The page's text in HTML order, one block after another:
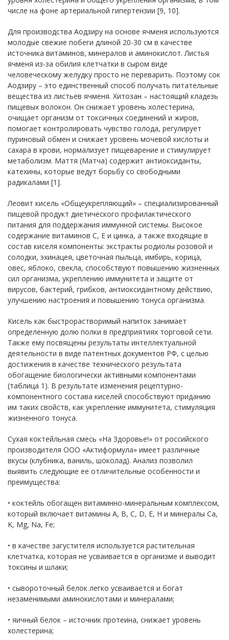
числе на фоне артериальной гипертензии [9, 10].
Для производства Аодзиру на основе ячменя используются
молодые свежие побеги длиной 20-30 см в качестве
источника витаминов, минералов и аминокислот. Листья
ячменя из-за обилия клетчатки в сыром виде
человеческому желудку просто не переварить. Поэтому сок
Аодзиру – это единственный способ получать питательные
вещества из листьев ячменя. Хитозан – настоящий кладезь
пищевых волокон. Он снижает уровень холестерина,
очищает организм от токсичных соединений и жиров,
помогает контролировать чувство голода, регулирует
пуриновый обмен и снижает уровень мочевой кислоты и
сахара в крови, нормализует пищеварение и стимулирует
метаболизм. Маття (Матча) содержит антиоксиданты,
катехины, которые ведут борьбу со свободными
радикалами [1].
Леовит кисель «Общеукрепляющий» – специализированный
пищевой продукт диетического профилактического
питания для поддержания иммунной системы. Высокое
содержание витаминов С, Е и цинка, а также входящие в
состав киселя компоненты: экстракты родиолы розовой и
солодки, эхинацея, цветочная пыльца, имбирь, корица,
овес, яблоко, свекла, способствуют повышению жизненных
сил организма, укреплению иммунитета и защите от
вирусов, бактерий, грибков, антиоксидантному действию,
улучшению настроения и повышению тонуса организма.
Кисель как быстрорастворимый напиток занимает
определенную долю полки в предприятиях торговой сети.
Также ему посвящены результаты интеллектуальной
деятельности в виде патентных документов РФ, с целью
достижения в качестве технического результата
обогащение биологически активными компонентами
(таблица 1). В результате изменения рецептурно-
компонентного состава киселей способствуют приданию
им таких свойств, как укрепление иммунитета, стимуляция
жизненного тонуса.
Сухая коктейльная смесь «На Здоровье!» от российского
производителя ООО «Актиформула» имеет различные
вкусы (клубника, ваниль, шоколад). Анализ позволил
выявить следующие ее отличительные особенности и
преимущества:
• коктейль обогащен витаминно-минеральным комплексом,
который включает витамины A, B, C, D, E, H и минералы Ca,
K, Mg, Na, Fe;
• в качестве загустителя используется растительная
клетчатка, которая не усваивается в организме и выводит
токсины и шлаки;
• сывороточный белок легко усваивается и богат
незаменимыми аминокислотами и минералами;
• яичный белок – источник протеина, снижает уровень
холестерина;